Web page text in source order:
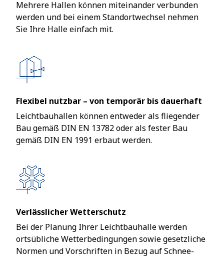
Mehrere Hallen können miteinander verbunden
werden und bei einem Standortwechsel nehmen
Sie Ihre Halle einfach mit.
Flexibel nutzbar – von temporär bis dauerhaft
Leichtbauhallen können entweder als fliegender
Bau gemäß DIN EN 13782 oder als fester Bau
gemäß DIN EN 1991 erbaut werden.
Verlässlicher Wetterschutz
Bei der Planung Ihrer Leichtbauhalle werden
ortsübliche Wetterbedingungen sowie gesetzliche
Normen und Vorschriften in Bezug auf Schnee-